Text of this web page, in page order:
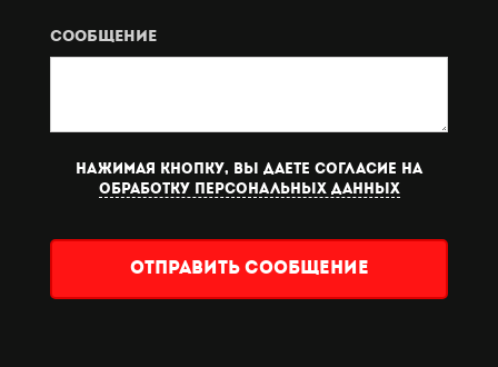
Сообщение
Нажимая кнопку, вы даете согласие на
обработку персональных данных
Отправить сообщение